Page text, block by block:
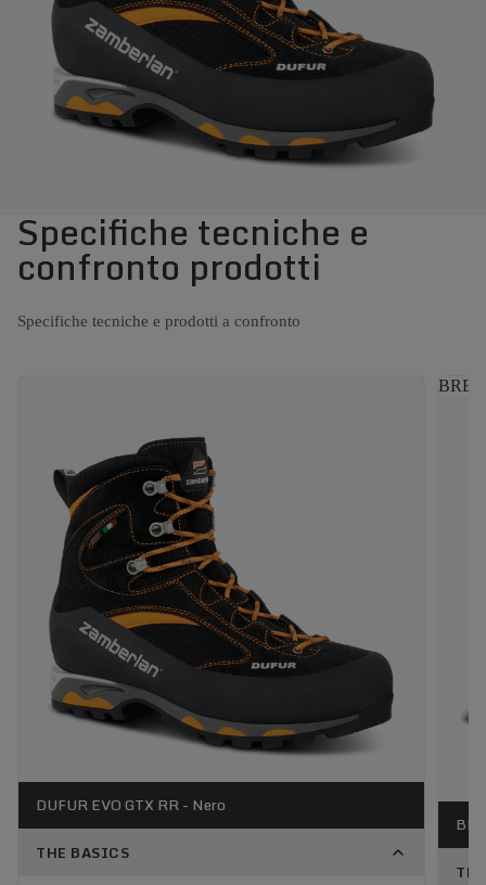
Specifiche tecniche e
confronto prodotti
Specifiche tecniche e prodotti a confronto
DUFUR EVO GTX RR - Nero
THE BASICS